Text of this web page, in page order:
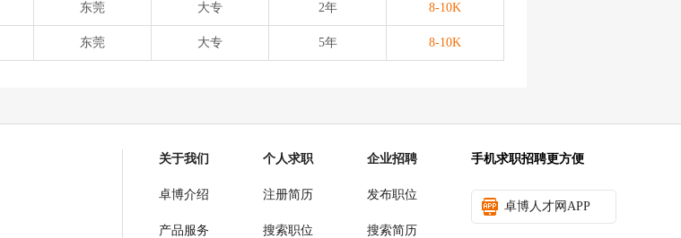
东莞 大专 2年 8-10K
东莞 大专 5年 8-10K
关于我们
卓博介绍
产品服务
个人求职
注册简历
搜索职位
企业招聘
发布职位
搜索简历
手机求职招聘更方便
卓博人才网APP